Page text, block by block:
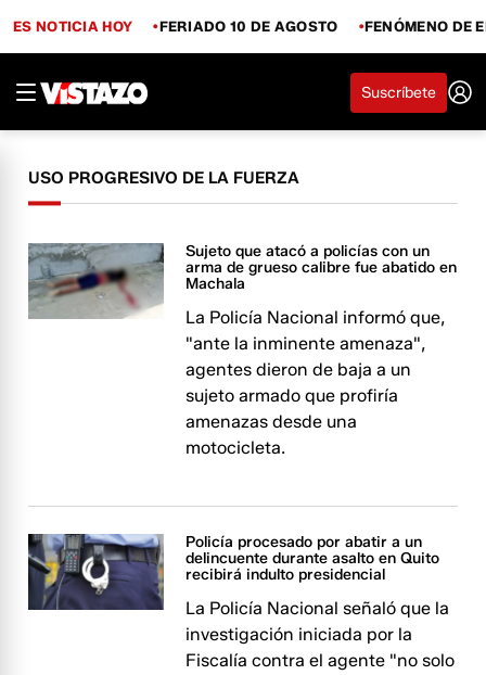
ES NOTICIA HOY FERIADO 10 DE AGOSTO FENÓMENO DE
Suscríbete
USO PROGRESIVO DE LA FUERZA
Sujeto que atacó a policías con un
arma de grueso calibre fue abatido en
Machala
La Policía Nacional informó que,
"ante la inminente amenaza",
agentes dieron de baja a un
sujeto armado que profiría
amenazas desde una
motocicleta.
Policía procesado por abatir a un
delincuente durante asalto en Quito
recibirá indulto presidencial
La Policía Nacional señaló que la
investigación iniciada por la
Fiscalía contra el agente "no solo